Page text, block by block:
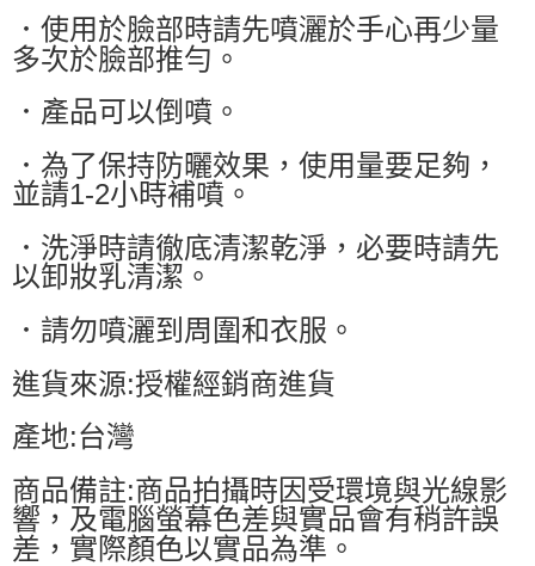
．使用於臉部時請先噴灑於手心再少量
多次於臉部推勻。
．產品可以倒噴。
．為了保持防曬效果，使用量要足夠，
並請1-2小時補噴。
．洗淨時請徹底清潔乾淨，必要時請先
以卸妝乳清潔。
．請勿噴灑到周圍和衣服。
進貨來源:授權經銷商進貨
產地:台灣
商品備註:商品拍攝時因受環境與光線影
響，及電腦螢幕色差與實品會有稍許誤
差，實際顏色以實品為準。